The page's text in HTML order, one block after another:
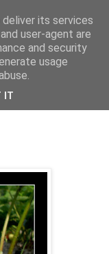
its services
user-agent are
and security
usage
IT